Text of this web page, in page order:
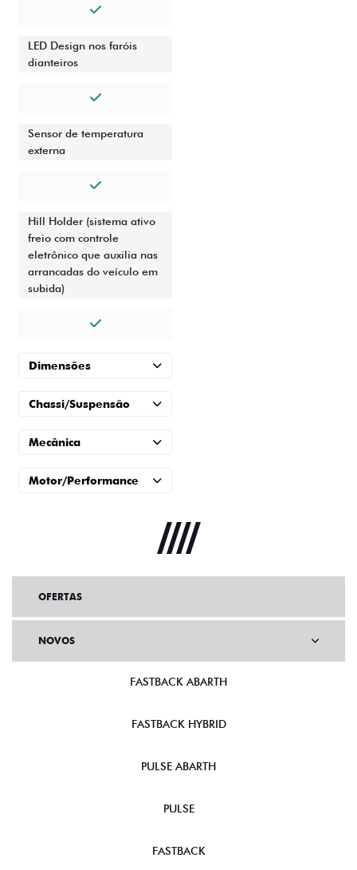
LED Design nos faróis
dianteiros
Sensor de temperatura
externa
Hill Holder (sistema ativo
freio com controle
eletrônico que auxilia nas
arrancadas do veículo em
subida)
Dimensões
Chassi/Suspensão
Mecânica
Motor/Performance
OFERTAS
NOVOS
FASTBACK ABARTH
FASTBACK HYBRID
PULSE ABARTH
PULSE
FASTBACK